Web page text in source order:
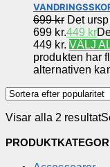
699kr Det
699 kr.449 kr
449 kr. VÄLJ
produkten har
alternativen
Visar alla 2 resultat